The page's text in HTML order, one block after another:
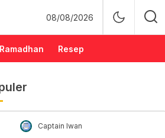
08/08/2026
Ramadhan Resep
Captain Iwan